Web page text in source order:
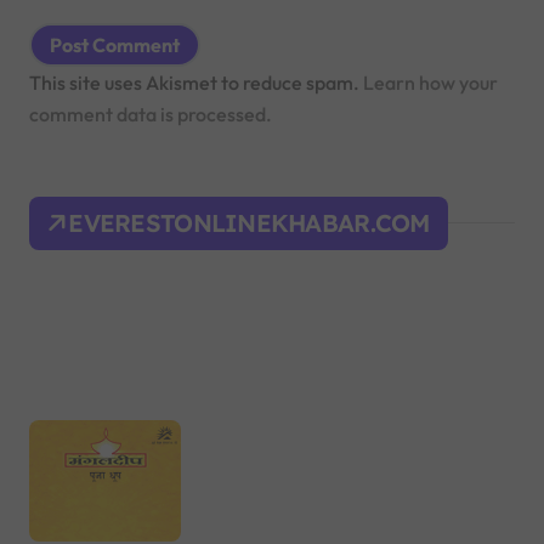
This site uses Akismet to reduce spam. Learn how your
comment data is processed.
EVERESTONLINEKHABAR.COM